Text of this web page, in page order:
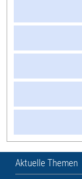
Aktuelle Themen